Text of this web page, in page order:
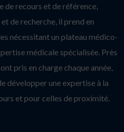
de recours et de référence,
de recherche, il prend en
nécessitant un plateau médico-
médicale spécialisée. Près
pris en charge chaque année,
développer une expertise à la
et pour celles de proximité.